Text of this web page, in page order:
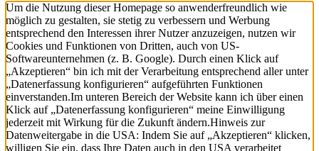
Um die Nutzung dieser Homepage so anwenderfreundlich wie
möglich zu gestalten, sie stetig zu verbessern und Werbung
entsprechend den Interessen ihrer Nutzer anzuzeigen, nutzen wir
Cookies und Funktionen von Dritten, auch von US-
Softwareunternehmen (z. B. Google). Durch einen Klick auf
„Akzeptieren“ bin ich mit der Verarbeitung entsprechend aller unter
„Datenerfassung konfigurieren“ aufgeführten Funktionen
einverstanden.Im unteren Bereich der Website kann ich über einen
Klick auf „Datenerfassung konfigurieren“ meine Einwilligung
jederzeit mit Wirkung für die Zukunft ändern.Hinweis zur
Datenweitergabe in die USA: Indem Sie auf „Akzeptieren“ klicken,
willigen Sie ein, dass Ihre Daten auch in den USA verarbeitet